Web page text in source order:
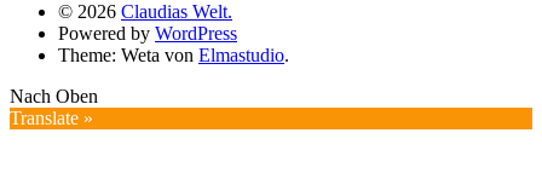
© 2026 Claudias Welt.
Powered by WordPress
Theme: Weta von Elmastudio.
Nach Oben
Translate »